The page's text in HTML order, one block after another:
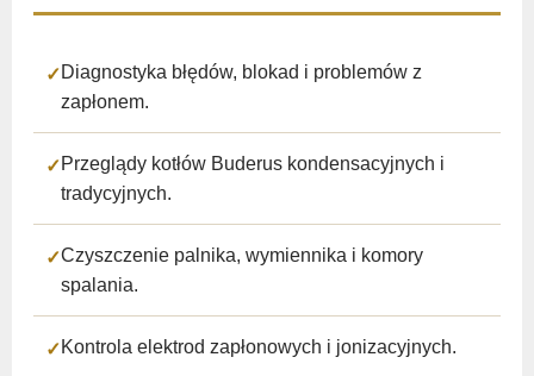
Diagnostyka błędów, blokad i problemów z
zapłonem.
Przeglądy kotłów Buderus kondensacyjnych i
tradycyjnych.
Czyszczenie palnika, wymiennika i komory
spalania.
Kontrola elektrod zapłonowych i jonizacyjnych.